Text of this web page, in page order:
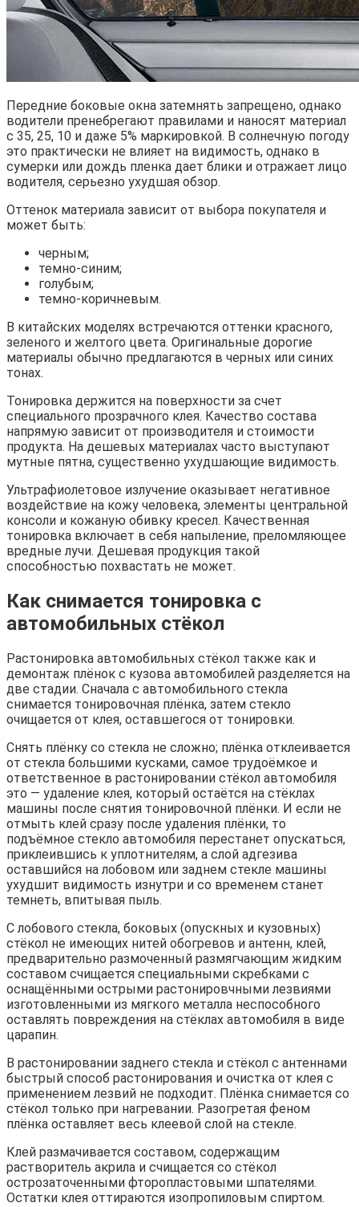
Передние боковые окна затемнять запрещено, однако
водители пренебрегают правилами и наносят материал
с 35, 25, 10 и даже 5% маркировкой. В солнечную погоду
это практически не влияет на видимость, однако в
сумерки или дождь пленка дает блики и отражает лицо
водителя, серьезно ухудшая обзор.
Оттенок материала зависит от выбора покупателя и
может быть:
черным;
темно-синим;
голубым;
темно-коричневым.
В китайских моделях встречаются оттенки красного,
зеленого и желтого цвета. Оригинальные дорогие
материалы обычно предлагаются в черных или синих
тонах.
Тонировка держится на поверхности за счет
специального прозрачного клея. Качество состава
напрямую зависит от производителя и стоимости
продукта. На дешевых материалах часто выступают
мутные пятна, существенно ухудшающие видимость.
Ультрафиолетовое излучение оказывает негативное
воздействие на кожу человека, элементы центральной
консоли и кожаную обивку кресел. Качественная
тонировка включает в себя напыление, преломляющее
вредные лучи. Дешевая продукция такой
способностью похвастать не может.
Как снимается тонировка с
автомобильных стёкол
Растонировка автомобильных стёкол также как и
демонтаж плёнок с кузова автомобилей разделяется на
две стадии. Сначала с автомобильного стекла
снимается тонировочная плёнка, затем стекло
очищается от клея, оставшегося от тонировки.
Снять плёнку со стекла не сложно; плёнка отклеивается
от стекла большими кусками, самое трудоёмкое и
ответственное в растонировании стёкол автомобиля
это — удаление клея, который остаётся на стёклах
машины после снятия тонировочной плёнки. И если не
отмыть клей сразу после удаления плёнки, то
подъёмное стекло автомобиля перестанет опускаться,
приклеившись к уплотнителям, а слой адгезива
оставшийся на лобовом или заднем стекле машины
ухудшит видимость изнутри и со временем станет
темнеть, впитывая пыль.
С лобового стекла, боковых (опускных и кузовных)
стёкол не имеющих нитей обогревов и антенн, клей,
предварительно размоченный размягчающим жидким
составом счищается специальными скребками с
оснащёнными острыми растонировчными лезвиями
изготовленными из мягкого металла неспособного
оставлять повреждения на стёклах автомобиля в виде
царапин.
В растонировании заднего стекла и стёкол с антеннами
быстрый способ растонирования и очистка от клея с
применением лезвий не подходит. Плёнка снимается со
стёкол только при нагревании. Разогретая феном
плёнка оставляет весь клеевой слой на стекле.
Клей размачивается составом, содержащим
растворитель акрила и счищается со стёкол
острозаточенными фторопластовыми шпателями.
Остатки клея оттираются изопропиловым спиртом.